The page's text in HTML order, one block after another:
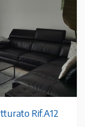
Rif.A12